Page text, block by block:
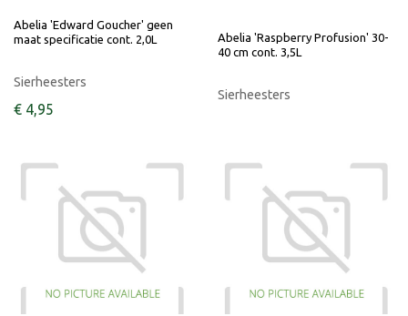
Abelia 'Edward Goucher' geen
maat specificatie cont. 2,0L
Sierheesters
€ 4,95
Abelia 'Raspberry Profusion' 30-
40 cm cont. 3,5L
Sierheesters